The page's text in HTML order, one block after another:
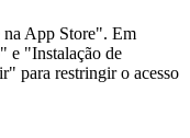
na App Store". Em
e "Instalação de
para restringir o acesso